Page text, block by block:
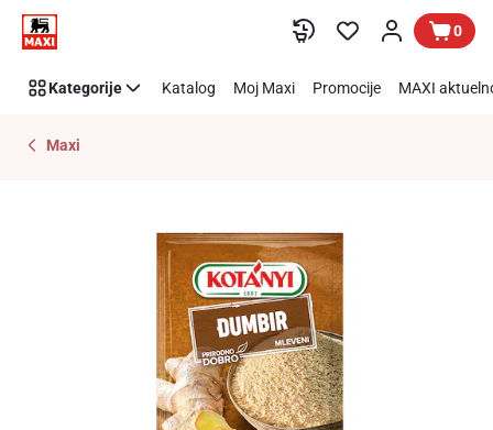
Preskoči link 0
Kategorije Katalog Moj Maxi Promocije MAXI
Maxi